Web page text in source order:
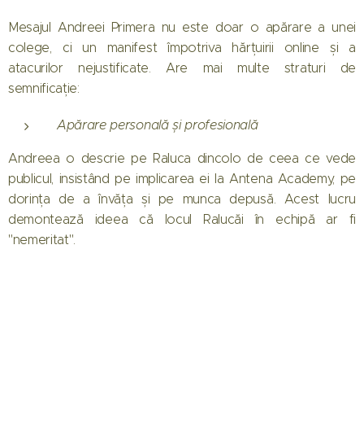
Mesajul Andreei Primera nu este doar o apărare a unei
colege, ci un manifest împotriva hărțuirii online și a
atacurilor nejustificate. Are mai multe straturi de
semnificație:
Apărare personală și profesională
Andreea o descrie pe Raluca dincolo de ceea ce vede
publicul, insistând pe implicarea ei la Antena Academy, pe
dorința de a învăța și pe munca depusă. Acest lucru
demontează ideea că locul Ralucăi în echipă ar fi
"nemeritat".